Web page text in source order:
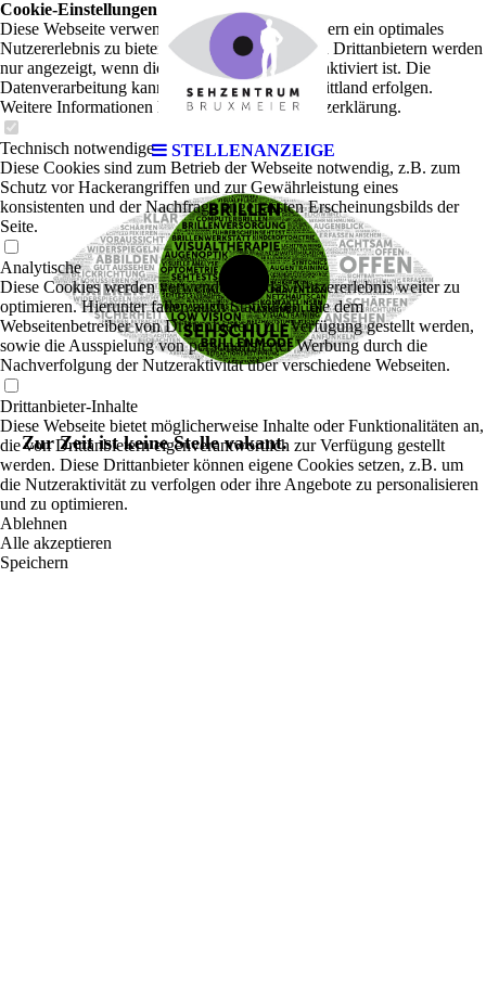
STELLENANZEIGE
Zur Zeit ist keine Stelle vakant.
Cookie-Einstellungen
Diese Webseite verwendet Cookies, um Besuchern ein optimales
Nutzererlebnis zu bieten. Bestimmte Inhalte von Drittanbietern werden
nur angezeigt, wenn die entsprechende Option aktiviert ist. Die
Datenverarbeitung kann dann auch in einem Drittland erfolgen.
Weitere Informationen hierzu in der Datenschutzerklärung.
Technisch notwendige
Diese Cookies sind zum Betrieb der Webseite notwendig, z.B. zum
Schutz vor Hackerangriffen und zur Gewährleistung eines
konsistenten und der Nachfrage angepassten Erscheinungsbilds der
Seite.
Analytische
Diese Cookies werden verwendet, um das Nutzererlebnis weiter zu
optimieren. Hierunter fallen auch Statistiken, die dem
Webseitenbetreiber von Drittanbietern zur Verfügung gestellt werden,
sowie die Ausspielung von personalisierter Werbung durch die
Nachverfolgung der Nutzeraktivität über verschiedene Webseiten.
Drittanbieter-Inhalte
Diese Webseite bietet möglicherweise Inhalte oder Funktionalitäten an,
die von Drittanbietern eigenverantwortlich zur Verfügung gestellt
werden. Diese Drittanbieter können eigene Cookies setzen, z.B. um
die Nutzeraktivität zu verfolgen oder ihre Angebote zu personalisieren
und zu optimieren.
Ablehnen
Alle akzeptieren
Speichern